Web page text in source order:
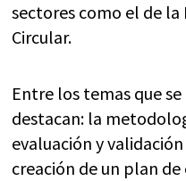
sectores como el de
Circular.
Entre los temas que
destacan: la
evaluación y
creación de un plan